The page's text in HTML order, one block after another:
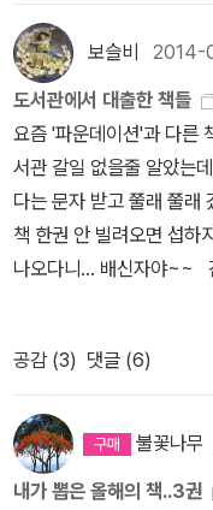
닙니다. 당시 상황을 고려하여서 현재의 시각으로 다시 바라보는 역
사, 열린 사고로 읽으시길 바랍니다.한국의 근현대사를 우리는 매우
불편해 합니다.보수 정권
려 했으니까요,, 허나 ˝역사는 한가지의 시각으로 바라보아서는 안됩
니다.˝ 그리고 이 말은 진보사상을 가진 사람에게도 해당되어야 한다
고 생각합니다.그렇기에
로 읽으시다 보면,, 그렇군
나아가면 되겠다는 결론을
보슬비 2014-
도서관에서 대출한 책들
요즘 '파운데이션'과 다른
서관 갈일 없을줄 알았는
다는 문자 받고 쭐래 쭐
책 한권 안 빌려오면 섭하
나오다니... 배신자야~~
공감 (3) 댓글 (6)
불꽃나무
내가 뽑은 올해의 책..3권